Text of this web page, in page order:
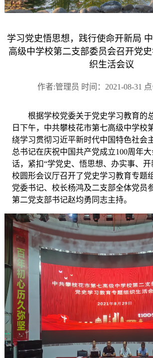
学习党史悟思想，践行使命开新局
高级中学校第二支部委员会召开党
织生活会议
作者:管理员 时间：2021-08-31
根据学校党委关于党史学习教育的
日下午，中共攀枝花市第七高级中学校
绕学习贯彻习近平新时代中国特色社会
总书记在庆祝中国共产党成立100周年
话，紧扣“学党史、悟思想、办实事、
校圆形会议厅召开了党史学习教育专题
党委书记、校长杨鸿及二支部全体党员
第二党支部书记赵均勇同志主持。